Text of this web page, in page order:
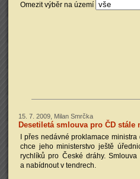
Omezit výběr na území
15. 7. 2009, Milan Smrčka
Desetiletá smlouva pro ČD stále
I přes nedávné proklamace
chce jeho ministerstvo ještě
rychlíků pro České dráhy.
a nabídnout v tendrech.